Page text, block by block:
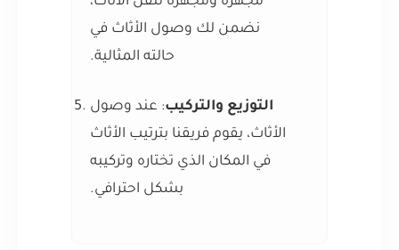
نضمن لك وصول الأثاث في
حالته المثالية.
التوزيع والتركيب: عند وصول
الأثاث، يقوم فريقنا بترتيب الأثاث
في المكان الذي تختاره وتركيبه
بشكل احترافي.